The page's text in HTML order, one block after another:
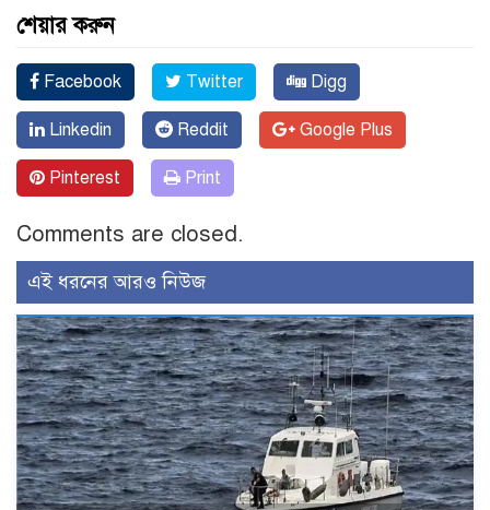
শেয়ার করুন
Facebook Twitter Digg
Linkedin Reddit Google Plus
Pinterest Print
Comments are closed.
এই ধরনের আরও নিউজ